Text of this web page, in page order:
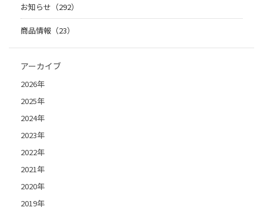
お知らせ（292）
商品情報（23）
アーカイブ
2026年
2025年
2024年
2023年
2022年
2021年
2020年
2019年